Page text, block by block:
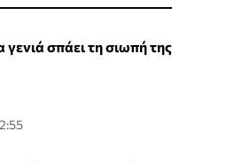
σπάει τη σιωπή της